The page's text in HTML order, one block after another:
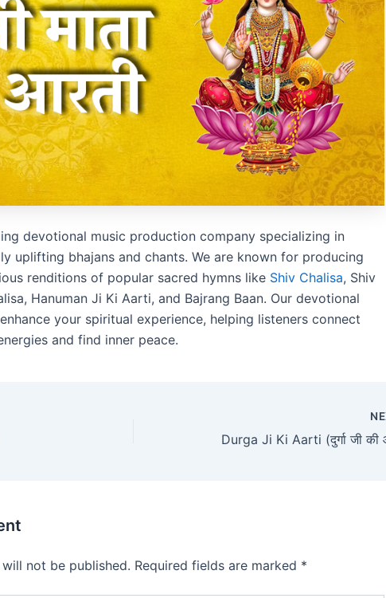
devotional music production company specializing in
uplifting bhajans and chants. We are known for producing
renditions of popular sacred hymns like Shiv Chalisa, Shiv
Hanuman Ji Ki Aarti, and Bajrang Baan. Our devotional
your spiritual experience, helping listeners connect
and find inner peace.
Durga Ji Ki Aarti (दुर्गा जी की
not be published. Required fields are marked *